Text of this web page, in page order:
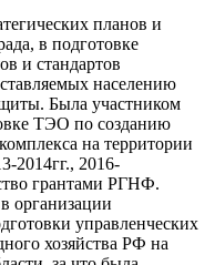
планов и
в подготовке
и стандартов
населению
Была участником
ТЭО по созданию
на территории
2014гг., 2016-
грантами РГНФ.
организации
управленческих
хозяйства РФ на